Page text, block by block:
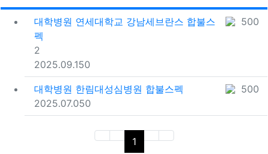
대학병원 연세대학교 강남세브란스 합불스
펙
댓글
2
등록일
2025.09.15추천
0
500
대학병원 한림대성심병원 합불스펙
등록일
2025.07.05추천
0
500
1(current)